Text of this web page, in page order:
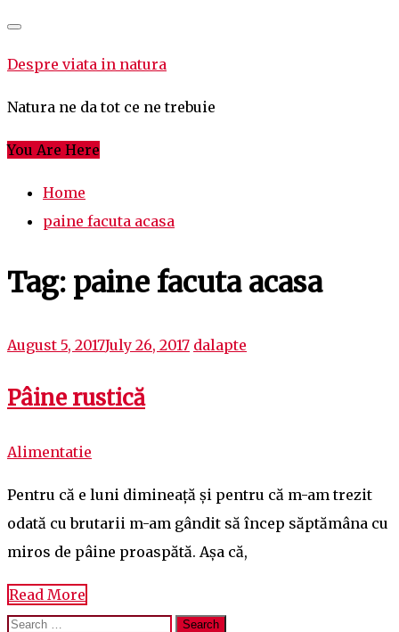
Skip
content
Despre viata in natura
Natura ne da tot ce ne trebuie
You Are Here
Home
paine facuta acasa
Tag: paine facuta acasa
August 5, 2017July 26, 2017 dalapte
Pâine rustică
Alimentatie
Pentru că e luni dimineață și pentru că m-am trezit
odată cu brutarii m-am gândit să încep săptămâna cu
miros de pâine proaspătă. Așa că,
Read More
Search